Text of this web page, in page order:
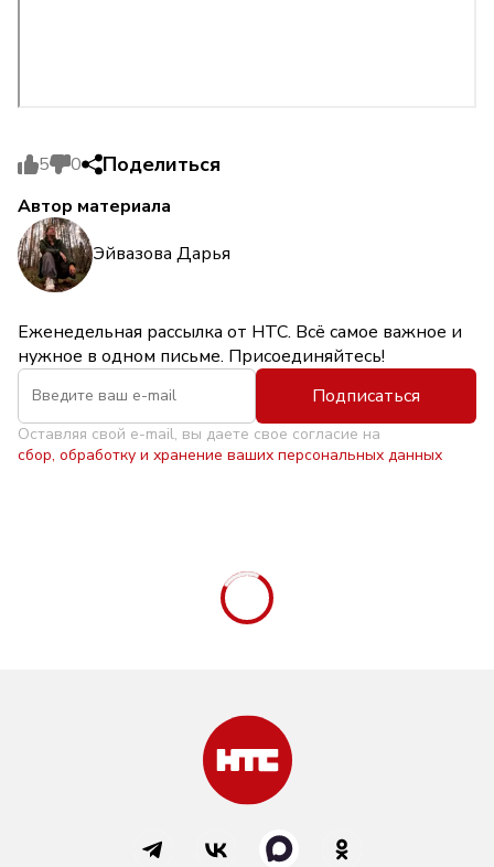
5 0 Поделиться
Автор материала
Эйвазова Дарья
Еженедельная рассылка от НТС. Всё самое важное и
нужное в одном письме. Присоединяйтесь!
Подписаться
Оставляя свой e-mail, вы даете свое согласие на
сбор, обработку и хранение ваших персональных данных